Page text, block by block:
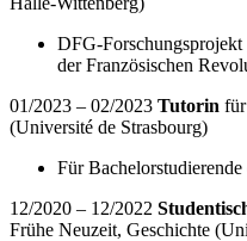
DFG-
der Französischen
01/2023 – 02/2023 Tutorin
(Université de Strasbourg)
Für
12/2020 – 12/2022
Frühe Neuzeit, Geschichte